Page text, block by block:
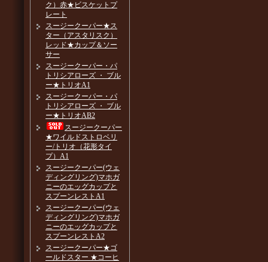
ク）赤★ビスケットプ
レート
スージークーパー★ス
ター（アスタリスク）
レッド★カップ＆ソー
サー
スージークーパー・パ
トリシアローズ ・ ブル
ー★トリオA1
スージークーパー・パ
トリシアローズ ・ ブル
ー★トリオAB2
スージークーパー
★ワイルドストロベリ
ー/トリオ（花形タイ
プ）A1
スージークーパー(ウェ
ディングリング)マホガ
ニーのエッグカップと
スプーンレストA1
スージークーパー(ウェ
ディングリング)マホガ
ニーのエッグカップと
スプーンレストA2
スージークーパー★ゴ
ールドスター ★コーヒ